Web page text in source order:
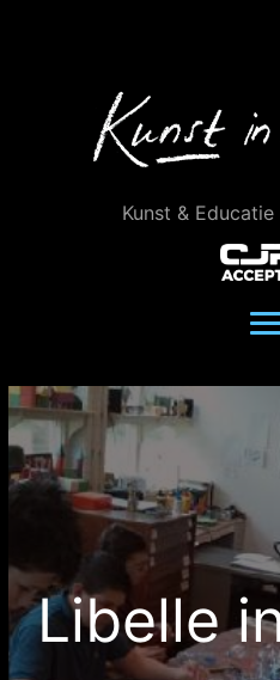
Kunst &
Libelle